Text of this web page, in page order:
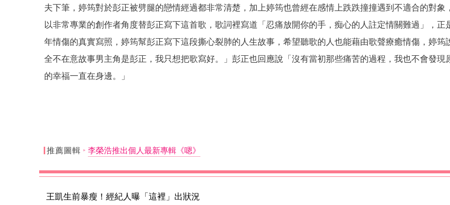
夫下筆，婷筠對於彭正被劈腿的戀情經過都非常清楚，加上婷筠也曾經在感情上跌跌撞撞遇到不適合的對象
以非常專業的創作者角度替彭正寫下這首歌，歌詞裡寫道「忍痛放開你的手，痴心的人註定情關難過」，正
年情傷的真實寫照，婷筠幫彭正寫下這段撕心裂肺的人生故事，希望聽歌的人也能藉由歌聲療癒情傷，婷筠
全不在意故事男主角是彭正，我只想把歌寫好。」彭正也回應說「沒有當初那些痛苦的過程，我也不會發現
的幸福一直在身邊。」
推薦圖輯 李榮浩推出個人最新專輯《嗯》
王凱生前暴瘦！經紀人曝「這裡」出狀況